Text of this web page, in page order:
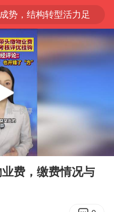
势，结构转型活力足
80后女柜员获聘4200亿银行副行长
大幅跳涨
不关空调 电费会更低吗
”被拐儿童钟彬发声
空调发明出来竟然不是为了给人降温
周星驰电影配角去世
费，缴费情况与